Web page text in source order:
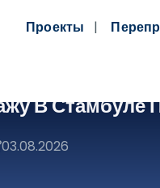
Проекты
В Стамбуле
03.08.2026